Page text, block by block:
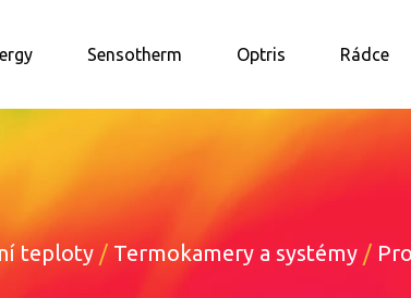
Sensotherm Optris Rádce
teploty / Termokamery a systémy /